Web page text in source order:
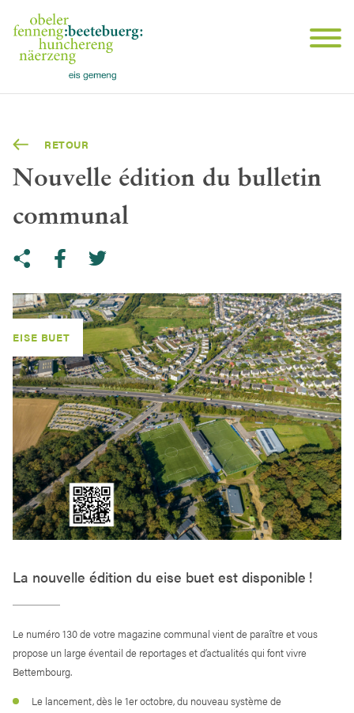
RETOUR
Nouvelle édition du bulletin
communal
Share on facebook
EISE BUET
La nouvelle édition du eise buet est disponible !
Le numéro 130 de votre magazine communal vient de paraître et vous
propose un large éventail de reportages et d’actualités qui font vivre
Bettembourg.
Le lancement, dès le 1er octobre, du nouveau système de